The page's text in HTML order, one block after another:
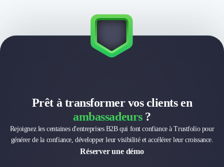
Prêt à transformer vos clients en
ambassadeurs?
Rejoignez les centaines d'entreprises B2B qui font confiance à Trustfolio pour
générer de la confiance, développer leur visibilité et accélérer leur croissance.
Réserver une démo